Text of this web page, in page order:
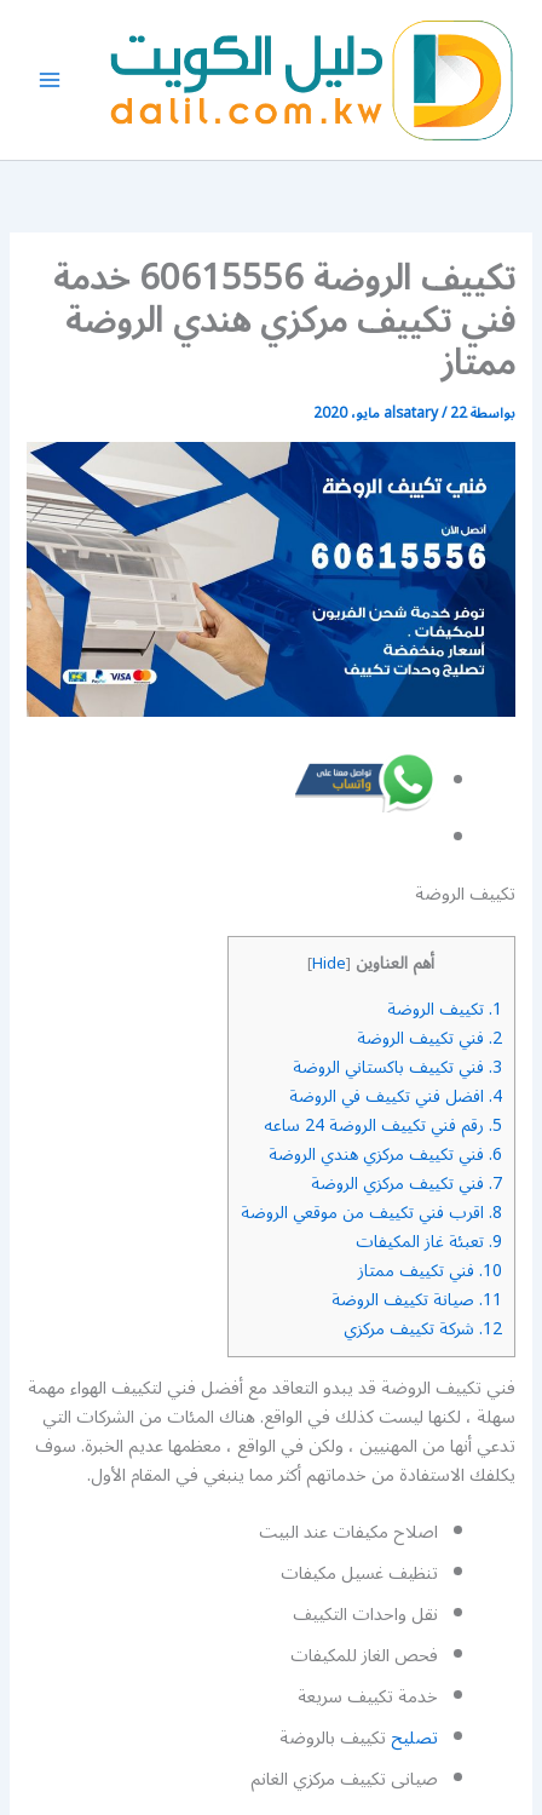
المحتوى
تكييف الروضة 60615556 خدمة
فني تكييف مركزي هندي الروضة
ممتاز
بواسطة alsatary/22 مايو، 2020
تكييف الروضة
أهم العناوين [
Hide
]
1. تكييف الروضة
2. فني تكييف الروضة
3. فني تكييف باكستاني الروضة
4. افضل فني تكييف في الروضة
5. رقم فني تكييف الروضة 24 ساعه
6. فني تكييف مركزي هندي الروضة
7. فني تكييف مركزي الروضة
8. اقرب فني تكييف من موقعي الروضة
9. تعبئة غاز المكيفات
10. فني تكييف ممتاز
11. صيانة تكييف الروضة
12. شركة تكييف مركزي
فني تكييف الروضة قد يبدو التعاقد مع أفضل فني لتكييف الهواء مهمة
سهلة ، لكنها ليست كذلك في الواقع. هناك المئات من الشركات التي
تدعي أنها من المهنيين ، ولكن في الواقع ، معظمها عديم الخبرة. سوف
يكلفك الاستفادة من خدماتهم أكثر مما ينبغي في المقام الأول.
اصلاح مكيفات عند البيت
تنظيف غسيل مكيفات
نقل واحدات التكييف
فحص الغاز للمكيفات
خدمة تكييف سريعة
تصليحتكييف بالروضة
صيانى تكييف مركزي الغانم